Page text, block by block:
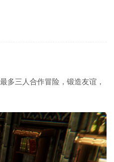
多三人合作冒险，锻造友谊，